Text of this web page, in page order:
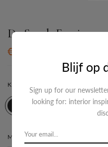
De Spark Earring
€14,95
KLEUR:
MATERIAAL:ROESTVRIJSTAAL
Blijf op
Sign up for our
looking for: interior